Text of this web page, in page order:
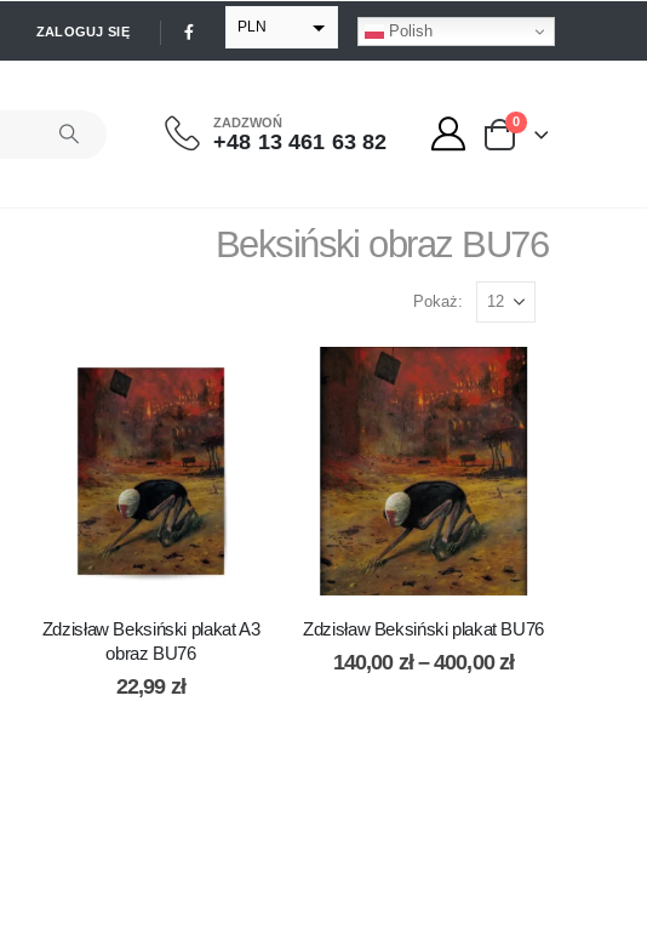
ZALOGUJ SIĘ PLN
GBP
Polish
ZADZWOŃ
+48 13 461 63 82
0
Beksiński obraz BU76
Pokaż:
Zdzisław Beksiński plakat A3
obraz BU76
22,99 zł
Zdzisław Beksiński plakat BU76
140,00 zł – 400,00zł